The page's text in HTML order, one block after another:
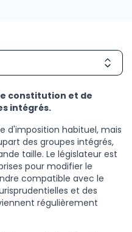
constitution et de
intégrés.
d'imposition habituel, mais
des groupes intégrés,
taille. Le législateur est
pour modifier le
compatible avec le
et des
régulièrement